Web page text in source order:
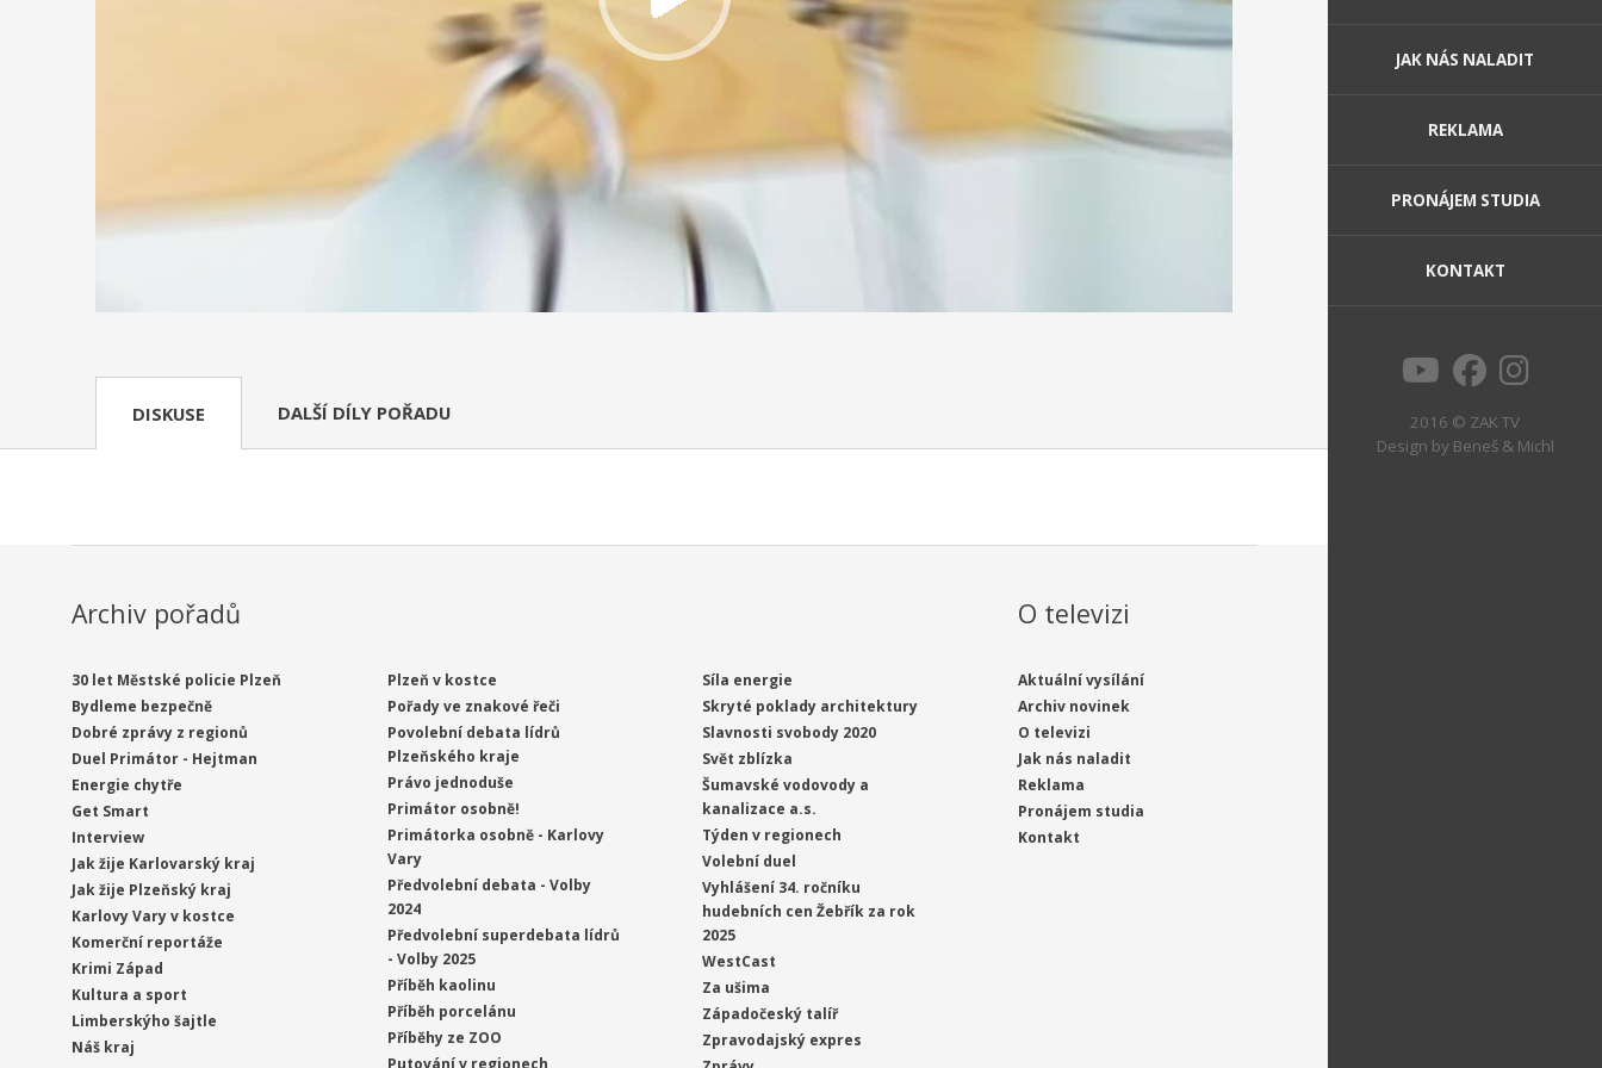
JAK NÁS NALADIT
REKLAMA
PRONÁJEM STUDIA
KONTAKT
2016 © ZAK TV
Design by Beneš & Michl
DISKUSE DALŠÍ DÍLY POŘADU
Archiv pořadů
30 let Městské policie Plzeň
Bydleme bezpečně
Dobré zprávy z regionů
Duel Primátor - Hejtman
Energie chytře
Get Smart
Interview
Jak žije Karlovarský kraj
Jak žije Plzeňský kraj
Karlovy Vary v kostce
Komerční reportáže
Krimi Západ
Kultura a sport
Limberskýho šajtle
Náš kraj
Plzeň v kostce
Pořady ve znakové řeči
Povolební debata lídrů
Plzeňského kraje
Právo jednoduše
Primátor osobně!
Primátorka osobně - Karlovy
Vary
Předvolební debata - Volby
2024
Předvolební superdebata lídrů
- Volby 2025
Příběh kaolinu
Příběh porcelánu
Příběhy ze ZOO
Síla energie
Skryté poklady architektury
Slavnosti svobody 2020
Svět zblízka
Šumavské vodovody a
kanalizace a.s.
Týden v regionech
Volební duel
Vyhlášení 34. ročníku
hudebních cen Žebřík za rok
2025
WestCast
Za ušima
Západočeský talíř
Zpravodajský expres
O televizi
Aktuální vysílání
Archiv novinek
O televizi
Jak nás naladit
Reklama
Pronájem studia
Kontakt